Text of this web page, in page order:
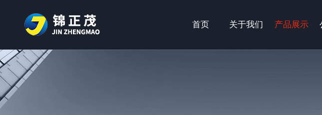
首页 关于我们 产品展示